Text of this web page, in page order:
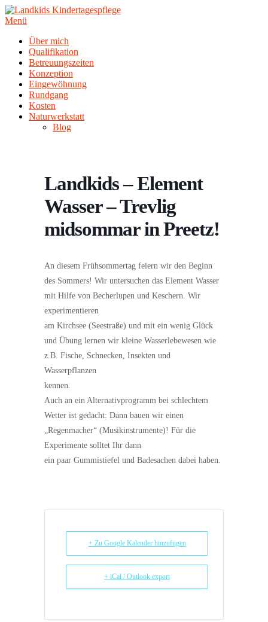
Zum
Inhalt
Menü
Über mich
Qualifikation
Betreuungszeiten
Konzeption
Eingewöhnung
Rundgang
Kosten
Naturwerkstatt
Blog
Landkids – Element
Wasser – Trevlig
midsommar in Preetz!
An diesem Frühsommertag feiern wir den Beginn
des Sommers! Wir untersuchen das Element Wasser
mit Hilfe von Becherlupen und Keschern. Wir
experimentieren
am Kirchsee (Seestraße) und mit ein wenig Glück
und Übung lernen wir kleine Wasserlebewesen wie
z.B. Fische, Schnecken, Insekten und
Wasserpflanzen
kennen.
Auch an ein Alternativprogramm bei schlechtem
Wetter ist gedacht: Dann bauen wir einen
„Regenmacher“ (Musikinstrumente)! Für die
Experimente solltet Ihr dann
ein paar Gummistiefel und Badesachen dabei haben.
+ Zu Google Kalender hinzufügen
+ iCal / Outlook export